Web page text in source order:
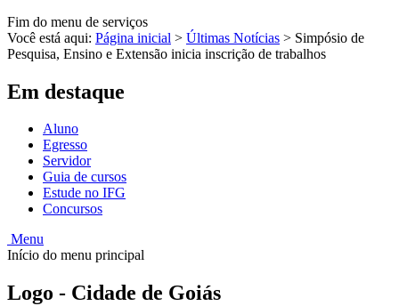
Fim do menu de serviços
Você está aqui: Página inicial > Últimas Notícias > Simpósio de
Pesquisa, Ensino e Extensão inicia inscrição de trabalhos
Em destaque
Aluno
Egresso
Servidor
Guia de cursos
Estude no IFG
Concursos
Menu
Início do menu principal
Logo - Cidade de Goiás